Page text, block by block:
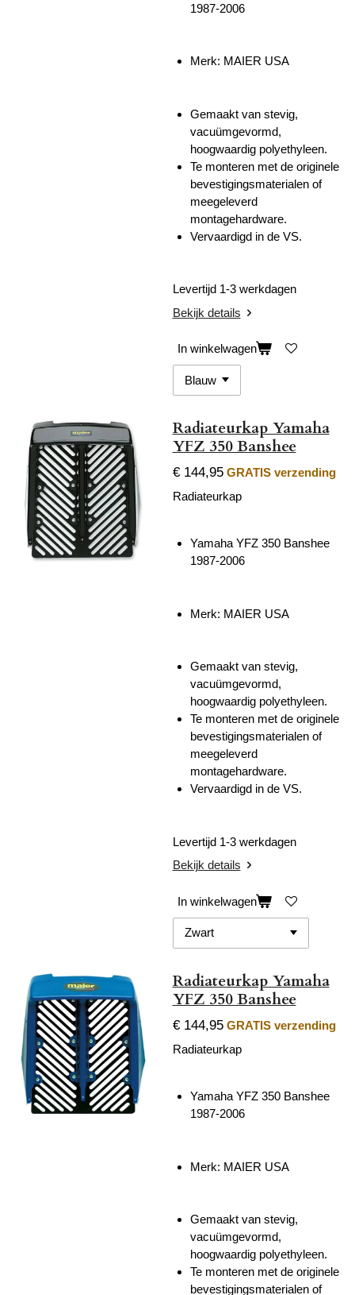
1987-2006
Merk: MAIER USA
Gemaakt van stevig,
vacuümgevormd,
hoogwaardig polyethyleen.
Te monteren met de originele
bevestigingsmaterialen of
meegeleverd
montagehardware.
Vervaardigd in de VS.
Levertijd 1-3 werkdagen
Bekijk details
In winkelwagen
Radiateurkap Yamaha
YFZ 350 Banshee
€ 144,95 GRATIS verzending
Radiateurkap
Yamaha YFZ 350 Banshee
1987-2006
Merk: MAIER USA
Gemaakt van stevig,
vacuümgevormd,
hoogwaardig polyethyleen.
Te monteren met de originele
bevestigingsmaterialen of
meegeleverd
montagehardware.
Vervaardigd in de VS.
Levertijd 1-3 werkdagen
Bekijk details
In winkelwagen
Radiateurkap Yamaha
YFZ 350 Banshee
€ 144,95 GRATIS verzending
Radiateurkap
Yamaha YFZ 350 Banshee
1987-2006
Merk: MAIER USA
Gemaakt van stevig,
vacuümgevormd,
hoogwaardig polyethyleen.
Te monteren met de originele
bevestigingsmaterialen of